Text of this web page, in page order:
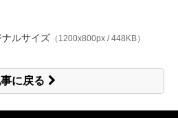
ナルサイズ （1200x800px / 448KB）
に戻る